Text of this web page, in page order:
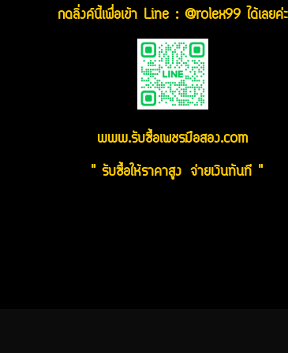
กดลิ่งค์นี้เพื่อเข้า Line : @rolex99 ได้เลยค่ะ
www.รับซื้อเพชรมือสอง.com
" รับซื้อให้ราคาสูง จ่ายเงินทันที "